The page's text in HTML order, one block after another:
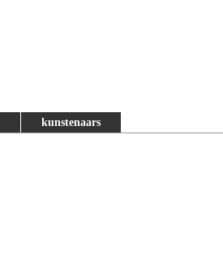
kunstenaars